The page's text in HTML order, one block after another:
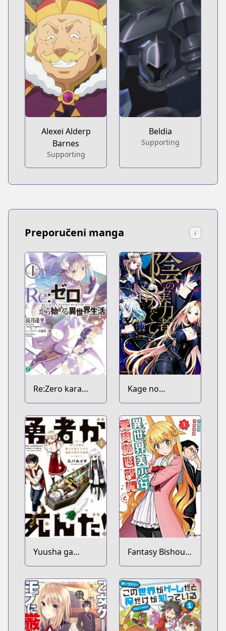
Alexei Alderp
Barnes
Supporting
Beldia
Supporting
Preporučeni manga ↓
Re:Zero kara
Hajimeru Isekai
Seikatsu
Kage no
Jitsuryokusha ni
Naritakute!
Yuusha ga
Shinda!:
Murabito no Ore
ga Hotta
Otoshiana ni
Yuusha ga
Ochita Kekka.
Fantasy Bishoujo
Juniku Ojisan to